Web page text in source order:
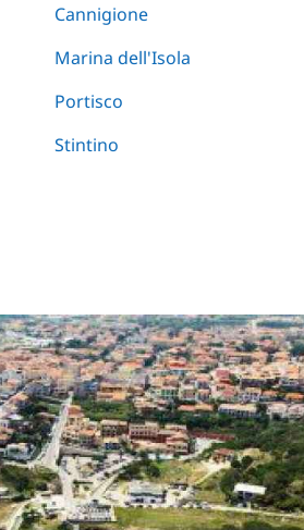
Cannigione
Marina dell'Isola
Portisco
Stintino